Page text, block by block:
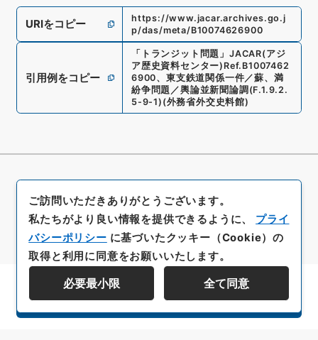
URIをコピー
https://www.jacar.archives.go.j
p/das/meta/B10074626900
引用例をコピー
「 トランジット問題 」 JACAR(アジ
ア歴史資料センター) Ref. B1007462
6900、 東支鉄道関係一件／蘇、満
紛争問題／輿論並新聞論調 (F.1.9.2.
5-9-1) (外務省外交史料館)
資料群階層を表示する
ご訪問いただきありがとうございます。
私たちがより良い情報を提供できるように、 プライ
バシーポリシー に基づいたクッキー（Cookie）の
取得と利用に同意をお願いいたします。
必要最小限 全て同意